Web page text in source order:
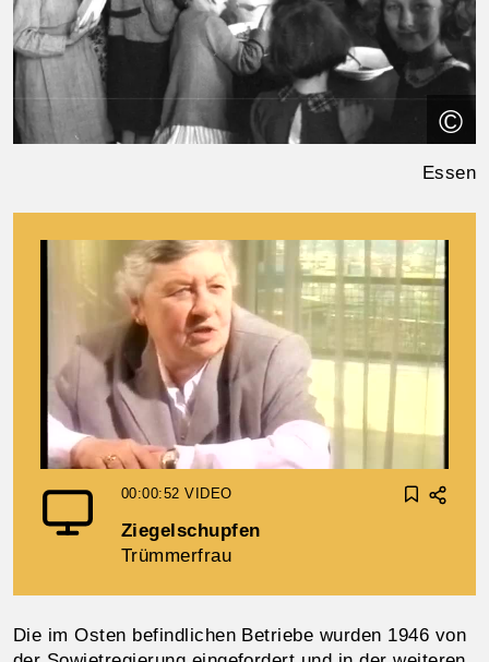
©
Essen
00:00:52VIDEO
Ziegelschupfen
Trümmerfrau
Die im Osten befindlichen Betriebe wurden 1946 von